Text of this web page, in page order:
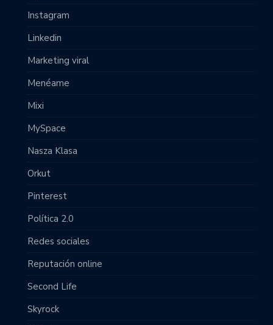
Instagram
Linkedin
Marketing viral
Menéame
Mixi
MySpace
Nasza Klasa
Orkut
Pinterest
Política 2.0
Redes sociales
Reputación online
Second Life
Skyrock